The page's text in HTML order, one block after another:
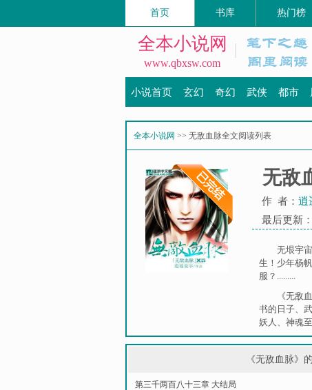
首页 书库 热门榜
全本小说网
www.qbxsw.com
小说首页 玄幻 奇幻 武侠 都市
全本小说网 >> 无敌血脉全文阅读列表
无敌
作 者： 逍
最后更新
无垠宇
生！少年杨
服？.........
《无敌
书的日子、
妖人 、 神魂
《无敌血脉》
第三千两百八十三章 大结局